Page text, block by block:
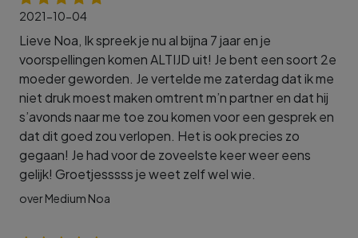
2021-10-04
Lieve Noa, Ik spreek je nu al bijna 7 jaar en je
voorspellingen komen ALTIJD uit! Je bent een soort 2e
moeder geworden. Je vertelde me zaterdag dat ik me
niet druk moest maken omtrent m’n partner en dat hij
s’avonds naar me toe zou komen voor een gesprek en
dat dit goed zou verlopen. Het is ook precies zo
gegaan! Je had voor de zoveelste keer weer eens
gelijk! Groetjesssss je weet zelf wel wie.
over Medium Noa